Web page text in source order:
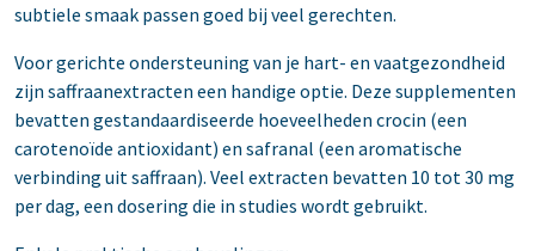
subtiele smaak passen goed bij veel gerechten.
Voor gerichte ondersteuning van je hart- en vaatgezondheid
zijn saffraanextracten een handige optie. Deze supplementen
bevatten gestandaardiseerde hoeveelheden crocin (een
carotenoïde antioxidant) en safranal (een aromatische
verbinding uit saffraan). Veel extracten bevatten 10 tot 30 mg
per dag, een dosering die in studies wordt gebruikt.